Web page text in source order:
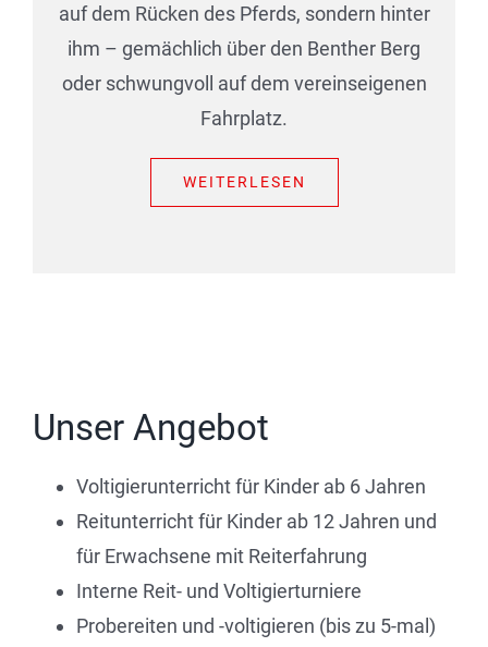
auf dem Rücken des Pferds, sondern hinter
ihm – gemächlich über den Benther Berg
oder schwungvoll auf dem vereinseigenen
Fahrplatz.
WEITERLESEN
Unser Angebot
Voltigierunterricht für Kinder ab 6 Jahren
Reitunterricht für Kinder ab 12 Jahren und
für Erwachsene mit Reiterfahrung
Interne Reit- und Voltigierturniere
Probereiten und -voltigieren (bis zu 5-mal)